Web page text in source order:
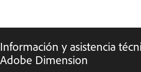
Información y asistencia
Adobe Dimension